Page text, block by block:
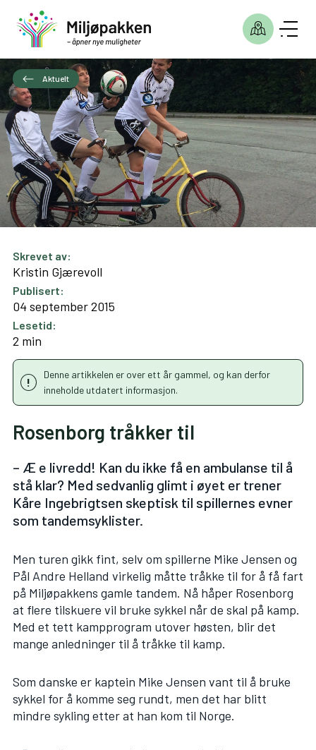
Aktuelt
Skrevet av:
Kristin Gjærevoll
Publisert:
04 september 2015
Lesetid:
2 min
Denne artikkelen er over ett år gammel, og kan derfor
inneholde utdatert informasjon.
Rosenborg tråkker til
– Æ e livredd! Kan du ikke få en ambulanse til å
stå klar? Med sedvanlig glimt i øyet er trener
Kåre Ingebrigtsen skeptisk til spillernes evner
som tandemsyklister.
Men turen gikk fint, selv om spillerne Mike Jensen og
Pål Andre Helland virkelig måtte tråkke til for å få fart
på Miljøpakkens gamle tandem. Nå håper Rosenborg
at flere tilskuere vil bruke sykkel når de skal på kamp.
Med et tett kampprogram utover høsten, blir det
mange anledninger til å tråkke til kamp.
Som danske er kaptein Mike Jensen vant til å bruke
sykkel for å komme seg rundt, men det har blitt
mindre sykling etter at han kom til Norge.